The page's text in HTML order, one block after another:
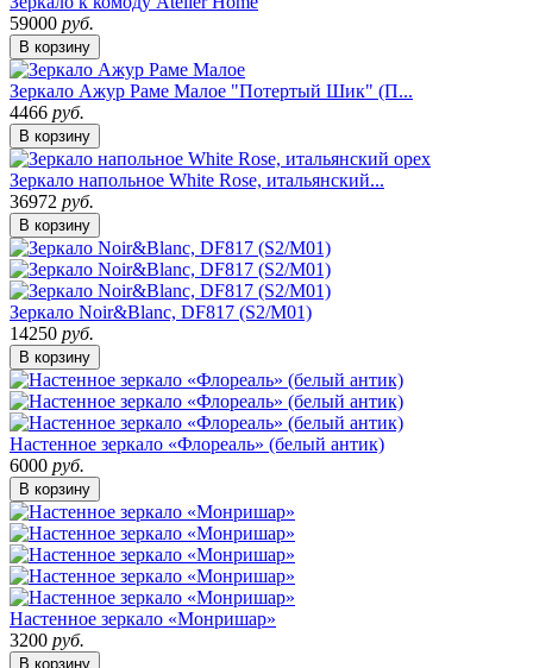
59000 руб.
В корзину
Зеркало Ажур Раме Малое "Потертый Шик" (П...
4466 руб.
В корзину
Зеркало напольное White Rose, итальянский...
36972 руб.
В корзину
Зеркало Noir&Blanc, DF817 (S2/M01)
14250 руб.
В корзину
Настенное зеркало «Флореаль» (белый антик)
6000 руб.
В корзину
Настенное зеркало «Монришар»
3200 руб.
В корзину